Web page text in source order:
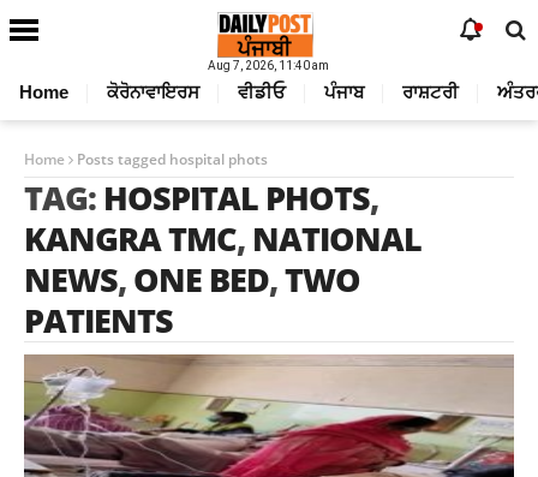
Aug 7, 2026, 11:40 am
Home ਕੋਰੋਨਾਵਾਇਰਸ ਵੀਡੀਓ ਪੰਜਾਬ ਰਾਸ਼ਟਰੀ
Home Posts tagged hospital phots
TAG: HOSPITAL PHOTS,
KANGRA TMC, NATIONAL
NEWS,ONE BED,TWO
PATIENTS